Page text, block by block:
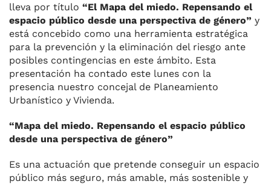
lleva por título “El Mapa del miedo. Repensando el
espacio público desde una perspectiva de género” y
está concebido como una herramienta estratégica
para la prevención y la eliminación del riesgo ante
posibles contingencias en este ámbito. Esta
presentación ha contado este lunes con la
presencia nuestro concejal de Planeamiento
Urbanístico y Vivienda.
“Mapa del miedo. Repensando el espacio público
desde una perspectiva de género”
Es una actuación que pretende conseguir un espacio
público más seguro, más amable, más sostenible y